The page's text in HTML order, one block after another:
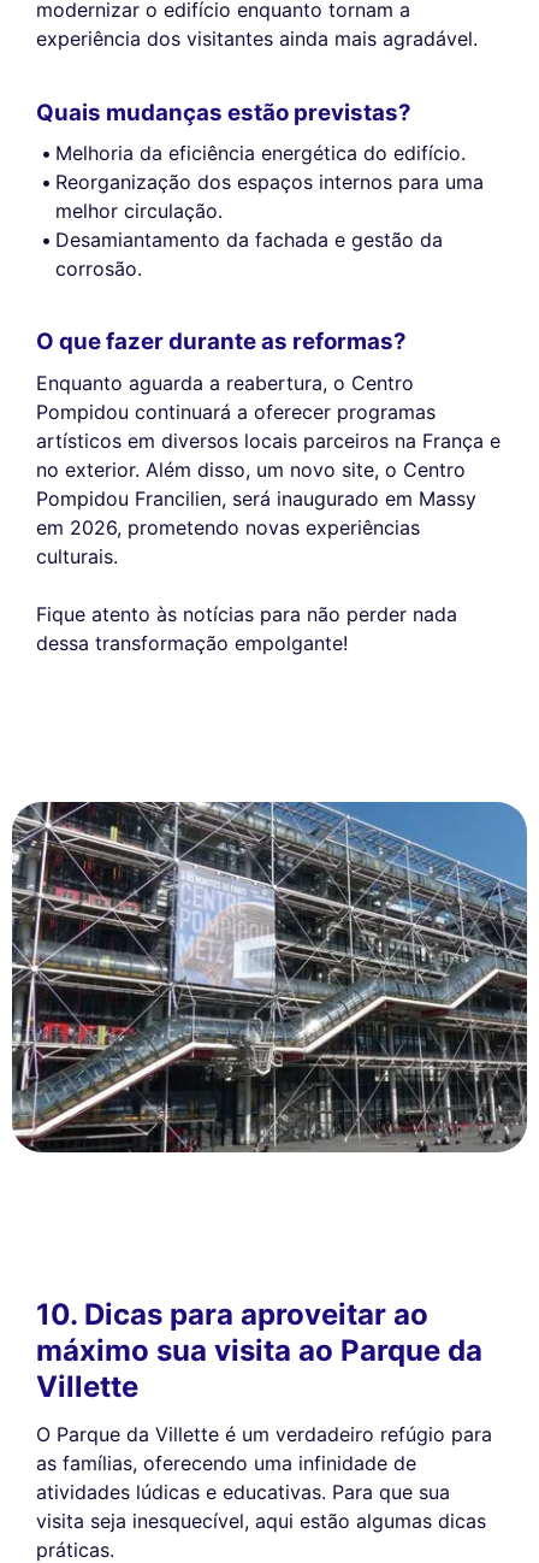
modernizar o edifício enquanto tornam a
experiência dos visitantes ainda mais agradável.
Quais mudanças estão previstas?
Melhoria da eficiência energética do edifício.
Reorganização dos espaços internos para uma
melhor circulação.
Desamiantamento da fachada e gestão da
corrosão.
O que fazer durante as reformas?
Enquanto aguarda a reabertura, o Centro
Pompidou continuará a oferecer programas
artísticos em diversos locais parceiros na França e
no exterior. Além disso, um novo site, o Centro
Pompidou Francilien, será inaugurado em Massy
em 2026, prometendo novas experiências
culturais.
Fique atento às notícias para não perder nada
dessa transformação empolgante!
10. Dicas para aproveitar ao
máximo sua visita ao Parque da
Villette
O Parque da Villette é um verdadeiro refúgio para
as famílias, oferecendo uma infinidade de
atividades lúdicas e educativas. Para que sua
visita seja inesquecível, aqui estão algumas dicas
práticas.